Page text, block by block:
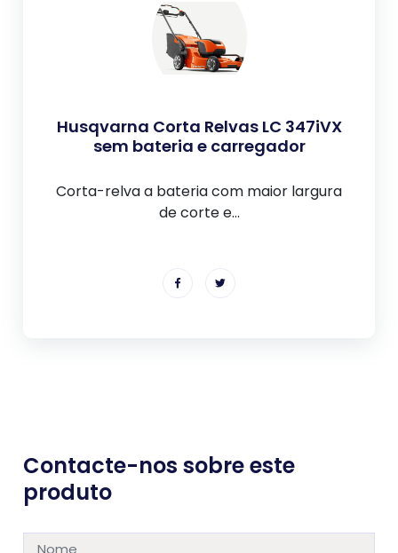
Husqvarna Corta Relvas LC 347iVX
sem bateria e carregador
Corta-relva a bateria com maior largura
de corte e...
Contacte-nos sobre este
produto